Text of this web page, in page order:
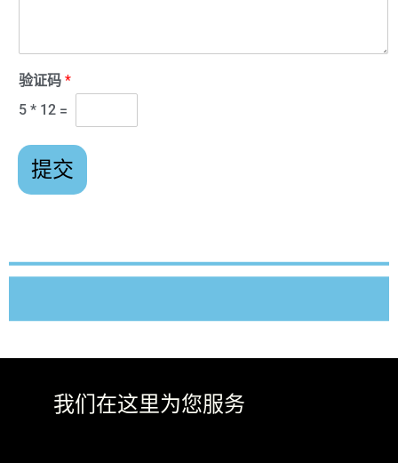
验证码 *
5 * 12 =
提交
我们在这里为您服务